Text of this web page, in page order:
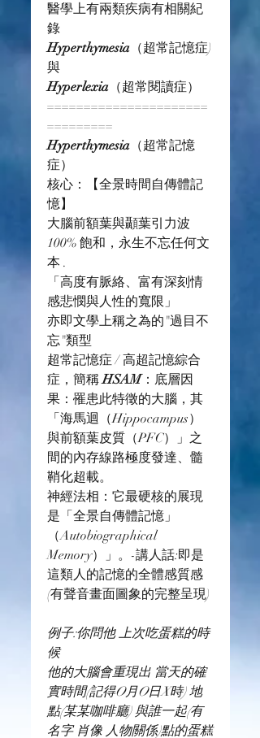
醫學上有兩類疾病有相關紀
錄
Hyperthymesia （超常記憶症)
與
Hyperlexia （超常閱讀症）
======================
=========
Hyperthymesia （超常記憶
症）
核心：【全景時間自傳體記
憶】
大腦前額葉與顳葉引力波
100% 飽和，永生不忘任何文
本 .
「高度有脈絡、富有深刻情
感悲憫與人性的寬限」
亦即文學上稱之為的"過目不
忘"類型
超常記憶症 / 高超記憶綜合
症，簡稱 HSAM：底層因
果：罹患此特徵的大腦，其
「海馬迴（Hippocampus）
與前額葉皮質（PFC）」之
間的內存線路極度發達、髓
鞘化超載。
神經法相：它最硬核的展現
是「全景自傳體記憶」
（Autobiographical
Memory）」。-講人話:即是
這類人的記憶的全體感質感
(有聲音畫面圖象的完整呈現)
例子:你問他 上次吃蛋糕的時
候
他的大腦會重現出 當天的確
實時間(記得O月O日X時) 地
點(某某咖啡廳) 與誰一起(有
名字 肖像 人物關係)點的蛋糕